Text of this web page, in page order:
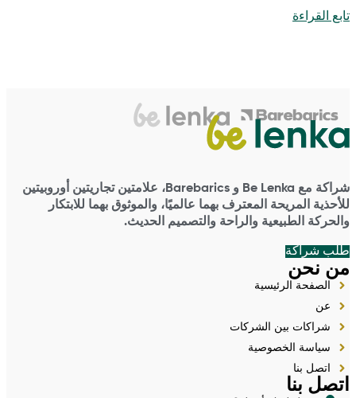
تابع القراءة
شراكة مع Be Lenka و Barebarics، علامتين تجاريتين أوروبيتين
للأحذية المريحة المعترف بهما عالميًا، والموثوق بهما للابتكار
والحركة الطبيعية والراحة والتصميم الحديث.
طلب شراكة
من نحن
الصفحة الرئيسية
عن
شراكات بين الشركات
سياسة الخصوصية
اتصل بنا
اتصل بنا